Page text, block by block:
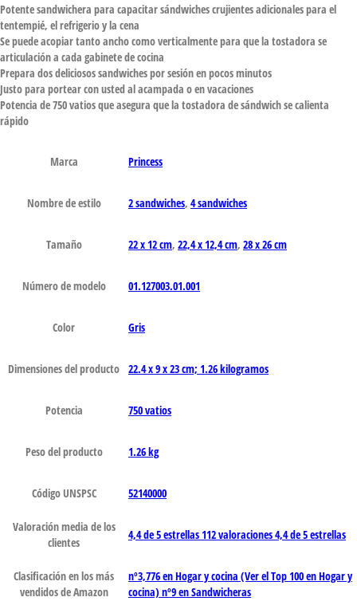
Potente sandwichera para capacitar sándwiches crujientes adicionales para el
tentempié, el refrigerio y la cena
Se puede acopiar tanto ancho como verticalmente para que la tostadora se
articulación a cada gabinete de cocina
Prepara dos deliciosos sandwiches por sesión en pocos minutos
Justo para portear con usted al acampada o en vacaciones
Potencia de 750 vatios que asegura que la tostadora de sándwich se calienta
rápido
Marca ‎Princess
Nombre de estilo 2 sandwiches, 4 sandwiches
Tamaño 22 x 12 cm, 22,4 x 12,4 cm, 28 x 26 cm
Número de modelo ‎01.127003.01.001
Color Gris
Dimensiones del producto ‎22.4 x 9 x 23 cm; 1.26 kilogramos
Potencia ‎750 vatios
Peso del producto ‎1.26 kg
Código UNSPSC 52140000
Valoración media de los
clientes
4,4 de 5 estrellas 112 valoraciones 4,4 de 5 estrellas
Clasificación en los más
vendidos de Amazon
nº3,776 en Hogar y cocina (Ver el Top 100 en Hogar y
cocina) nº9 en Sandwicheras